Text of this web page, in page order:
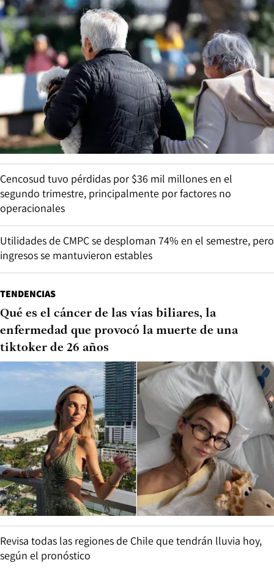
Cencosud tuvo pérdidas por $36 mil millones en el
segundo trimestre, principalmente por factores no
operacionales
Utilidades de CMPC se desploman 74% en el semestre, pero
ingresos se mantuvieron estables
TENDENCIAS
Qué es el cáncer de las vías biliares, la
enfermedad que provocó la muerte de una
tiktoker de 26 años
Revisa todas las regiones de Chile que tendrán lluvia hoy,
según el pronóstico